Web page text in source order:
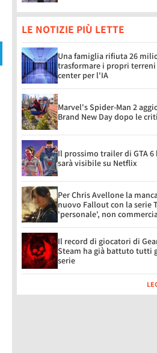
LE NOTIZIE PIÙ LETTE
Una famiglia rifiuta 26
trasformare i propri
center per l'IA
Marvel's Spider-Man 2
Brand New Day dopo le
Il prossimo trailer di GTA 6
sarà visibile su Netflix
Per Chris Avellone la
nuovo Fallout con la serie
'personale', non
Il record di giocatori di
Steam ha già battuto
serie